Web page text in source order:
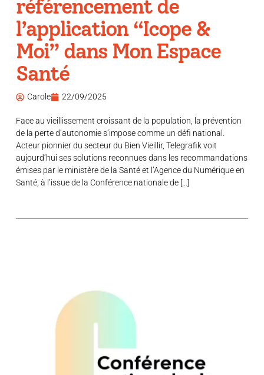
référencement de
l’application “Icope &
Moi” dans Mon Espace
Santé
Carole 22/09/2025
Face au vieillissement croissant de la population, la prévention
de la perte d’autonomie s’impose comme un défi national.
Acteur pionnier du secteur du Bien Vieillir, Telegrafik voit
aujourd’hui ses solutions reconnues dans les recommandations
émises par le ministère de la Santé et l’Agence du Numérique en
Santé, à l’issue de la Conférence nationale de […]